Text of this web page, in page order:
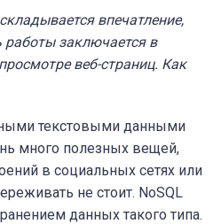
впечатление,
работы заключается в
веб-страниц. Как
текстовыми данными
много полезных вещей,
в социальных сетях или
не стоит. NoSQL
данных такого типа.